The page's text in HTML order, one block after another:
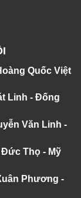
Quốc Việt
Linh - Đống
Văn Linh -
Đức Thọ - Mỹ
Phương -